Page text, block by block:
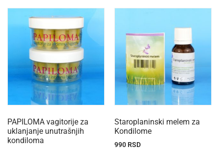
PAPILOMA vagitorije za
uklanjanje unutrašnjih
kondiloma
Staroplaninski melem za
Kondilome
990 RSD